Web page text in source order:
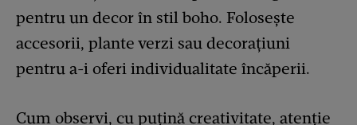
pentru un decor în stil boho. Folosește
accesorii, plante verzi sau decorațiuni
pentru a-i oferi individualitate încăperii.
Cum observi, cu puţină creativitate, atenţie